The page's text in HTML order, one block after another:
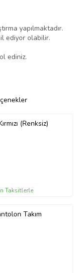
yapılmaktadır.
ediyor olabilir.
ediniz.
(Renksiz)
Taksitlerle
Takım